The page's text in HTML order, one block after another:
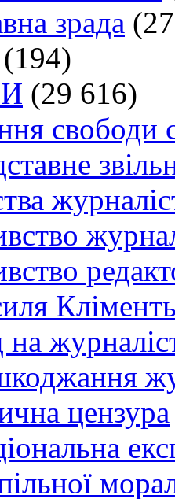
зрада
(194)
(29 616)
свободи
цензура